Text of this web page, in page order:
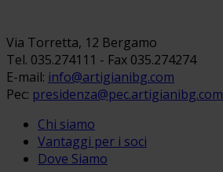
Via Torretta, 12 Bergamo
Tel. 035.274111 - Fax 035.274274
E-mail: info@artigianibg.com
Pec: presidenza@pec.artigianibg.com
Chi siamo
Vantaggi per i soci
Dove Siamo